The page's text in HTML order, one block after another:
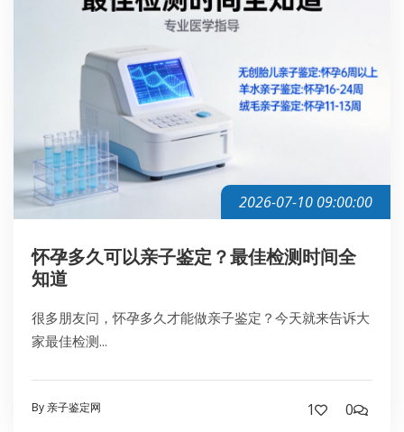
2026-07-10 09:00:00
怀孕多久可以亲子鉴定？最佳检测时间全
知道
很多朋友问，怀孕多久才能做亲子鉴定？今天就来告诉大
家最佳检测...
By 亲子鉴定网 1 0